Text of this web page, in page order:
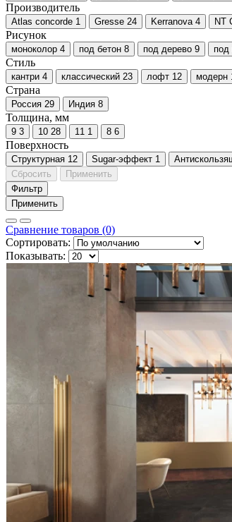
Производитель
Atlas concorde 1 Gresse 24 Kerranova 4 NT
Рисунок
моноколор 4 под бетон 8 под дерево 9 под
Стиль
кантри 4 классический 23 лофт 12 модерн
Страна
Россия 29 Индия 8
Толщина, мм
9 3 10 28 11 1 8 6
Поверхность
Cтруктурная 12 Sugar-эффект 1
Сбросить
Применить
Фильтр
Применить
Сравнение товаров (0)
Сортировать:
Показывать: